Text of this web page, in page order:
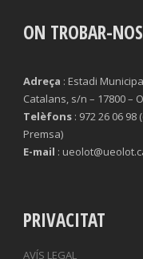
ON TROBAR-NOS
Adreça : Estadi
Catalans, s/n – 17800 –
Telèfons : 972 26 06
Premsa)
E-mail :
PRIVACITAT
AVÍS LEGAL